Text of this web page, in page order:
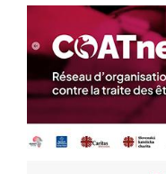
la
du
13
avril
2016